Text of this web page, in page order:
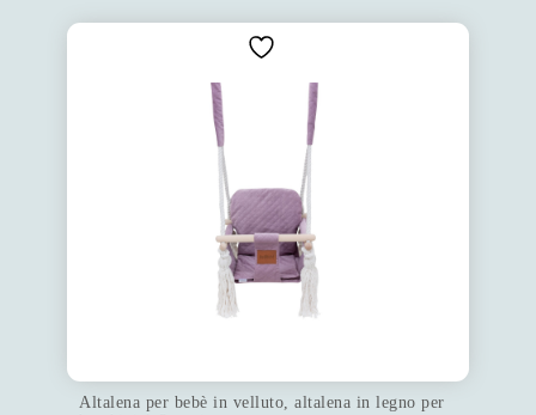
Altalena per bebè in velluto, altalena in legno per